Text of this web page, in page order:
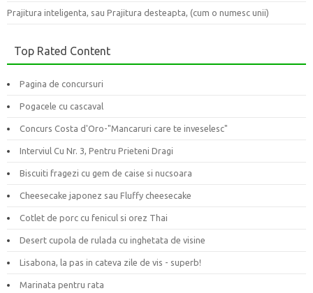
Prajitura inteligenta, sau Prajitura desteapta, (cum o numesc unii)
Top Rated Content
Pagina de concursuri
Pogacele cu cascaval
Concurs Costa d'Oro-"Mancaruri care te inveselesc"
Interviul Cu Nr. 3, Pentru Prieteni Dragi
Biscuiti fragezi cu gem de caise si nucsoara
Cheesecake japonez sau Fluffy cheesecake
Cotlet de porc cu fenicul si orez Thai
Desert cupola de rulada cu inghetata de visine
Lisabona, la pas in cateva zile de vis - superb!
Marinata pentru rata